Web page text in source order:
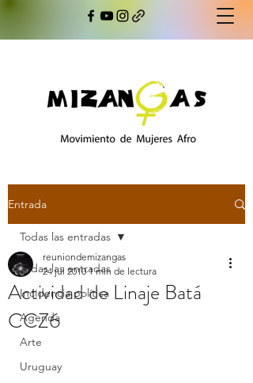
Entrada
Todas las entradas
Incidencia política
Agenda
Arte
Uruguay
Todas las entradas
Actividad de Linaje Batá
CCZ6
reuniondemizangas
24 jul 2010 1 min de lectura